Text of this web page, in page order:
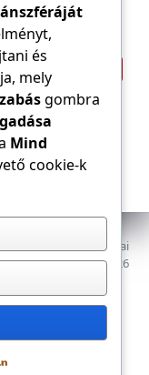
Áramfogyasztás
átviteli hálózat
Elektrotechnikai
© 2009–2026
Tagozat
és
mely
gombra
Mind
cookie-k